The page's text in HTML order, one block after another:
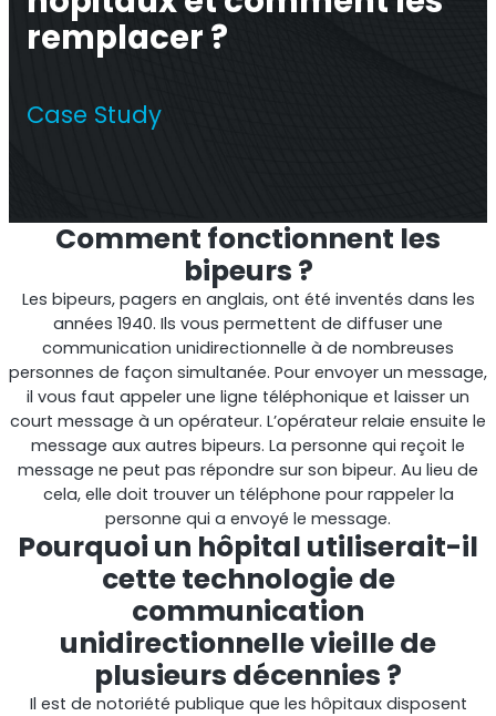
Répéteur OS6
Répéteur commercial à opérateur unique
remplacer ?
Case Study
Comment fonctionnent les
bipeurs ?
Les bipeurs, pagers en anglais, ont été inventés dans les
années 1940. Ils vous permettent de diffuser une
communication unidirectionnelle à de nombreuses
personnes de façon simultanée. Pour envoyer un message,
il vous faut appeler une ligne téléphonique et laisser un
court message à un opérateur. L’opérateur relaie ensuite le
message aux autres bipeurs. La personne qui reçoit le
message ne peut pas répondre sur son bipeur. Au lieu de
cela, elle doit trouver un téléphone pour rappeler la
personne qui a envoyé le message.
Pourquoi un hôpital utiliserait-il
cette technologie de
communication
unidirectionnelle vieille de
plusieurs décennies ?
Il est de notoriété publique que les hôpitaux disposent